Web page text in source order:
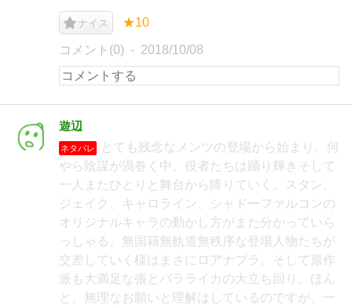
ナイス ★10
コメント(0) 2018/10/08
遊辺
ネタバレ
とても残念なメンツの登場から始まり、何
やら陰謀が渦巻く中、役者たちは踊り輝きそして
一人またひとりと舞台から降りていく。スタン、
ジェイク、キャロライン、シャドーファルコンの
オリジナルキャラの動かし方がまた分かっていら
っしゃる。無国籍無軌道無秩序な登場人物たちが
交差していく様はまさにロアナプラ。そして原作
派も大満足な張とバラライカの大立ち回り。ほん
と、無理なお願いと理解はしているのですが、一